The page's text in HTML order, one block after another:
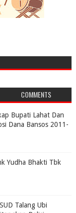
COMMENTS
Bupati Lahat Dan
Dana Bansos 2011-
Yudha Bhakti Tbk
Talang Ubi